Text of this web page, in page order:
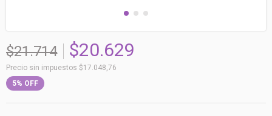
$21.714 $20.629
Precio sin impuestos $17.048,76
5% OFF